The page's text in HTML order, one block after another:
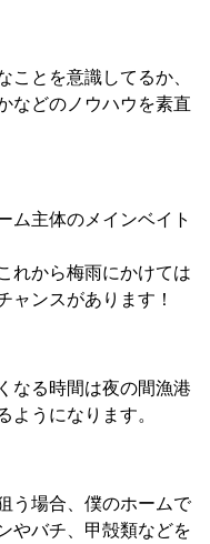
とを意識してるか、
などのノウハウを素直
ム主体のメインベイト
れから梅雨にかけては
ャンスがあります！
なる時間は夜の間漁港
ようになります。
う場合、僕のホームで
やバチ、甲殻類などを